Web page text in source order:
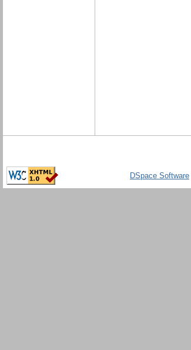
DSpace Software